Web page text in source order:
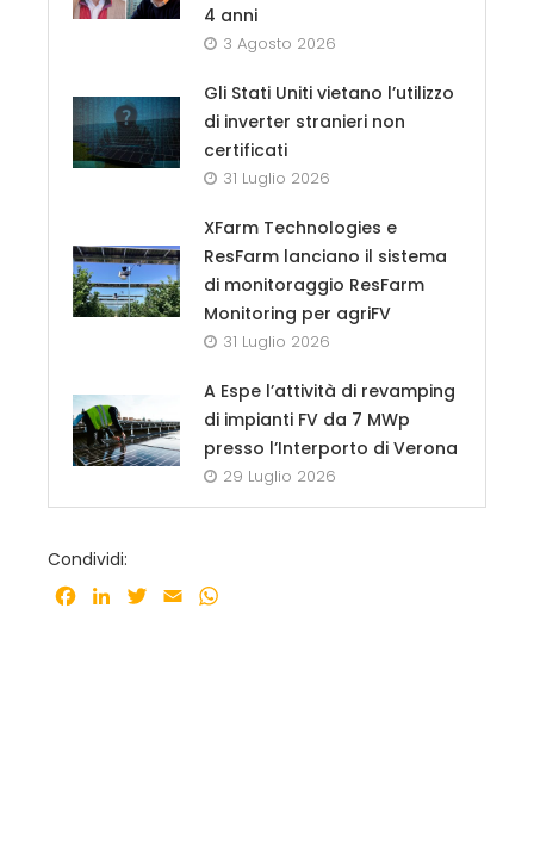
4 anni
3 Agosto 2026
Gli Stati Uniti vietano l’utilizzo
di inverter stranieri non
certificati
31 Luglio 2026
XFarm Technologies e
ResFarm lanciano il sistema
di monitoraggio ResFarm
Monitoring per agriFV
31 Luglio 2026
A Espe l’attività di revamping
di impianti FV da 7 MWp
presso l’Interporto di Verona
29 Luglio 2026
Condividi:
Facebook
LinkedInTwitter
Email